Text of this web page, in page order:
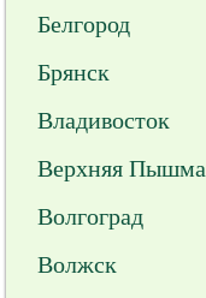
Белгород
Брянск
Владивосток
Верхняя Пышма
Волгоград
Волжск